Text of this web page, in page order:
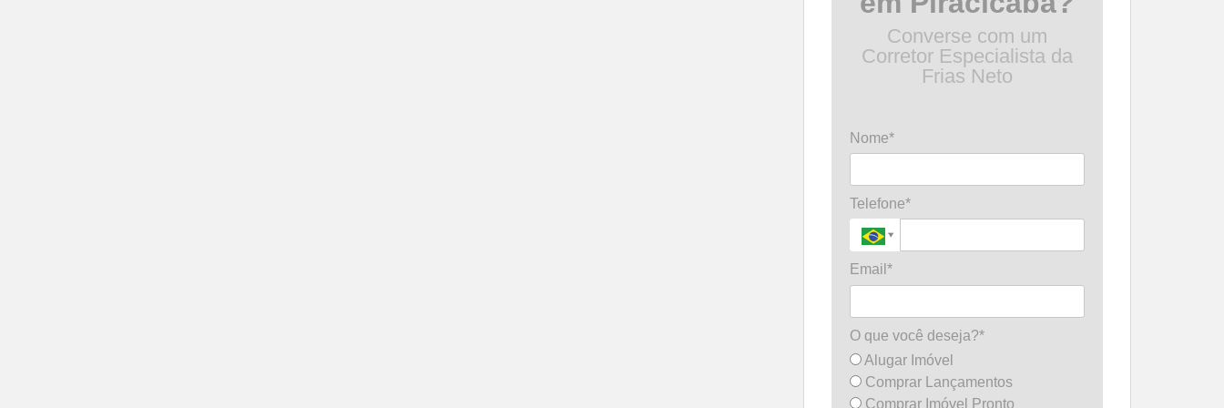
Converse com um
Corretor Especialista da
Frias Neto
Nome*
Telefone*
Email*
O que você deseja?*
Alugar Imóvel
Comprar Lançamentos
Comprar Imóvel Pronto